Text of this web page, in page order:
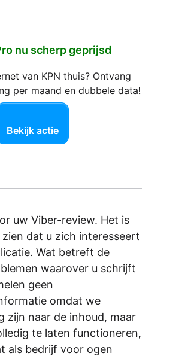
nu scherp geprijsd
van KPN thuis? Ontvang
per maand en dubbele data!
Bekijk actie
uw Viber-review. Het is
dat u zich interesseert
Wat betreft de
waarover u schrijft
geen
omdat we
zijn naar de inhoud, maar
te laten functioneren,
als bedrijf voor ogen